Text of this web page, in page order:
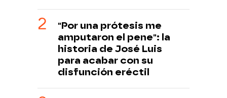
"Por una prótesis me
amputaron el pene": la
historia de José Luis
para acabar con su
disfunción eréctil